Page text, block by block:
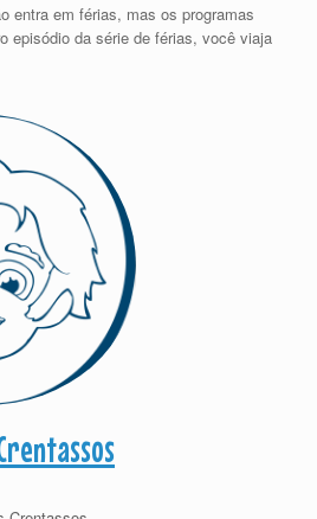
entra em férias, mas os programas
episódio da série de férias, você viaja